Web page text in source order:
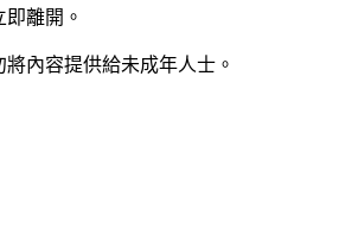
離開。
內容提供給未成年人士。